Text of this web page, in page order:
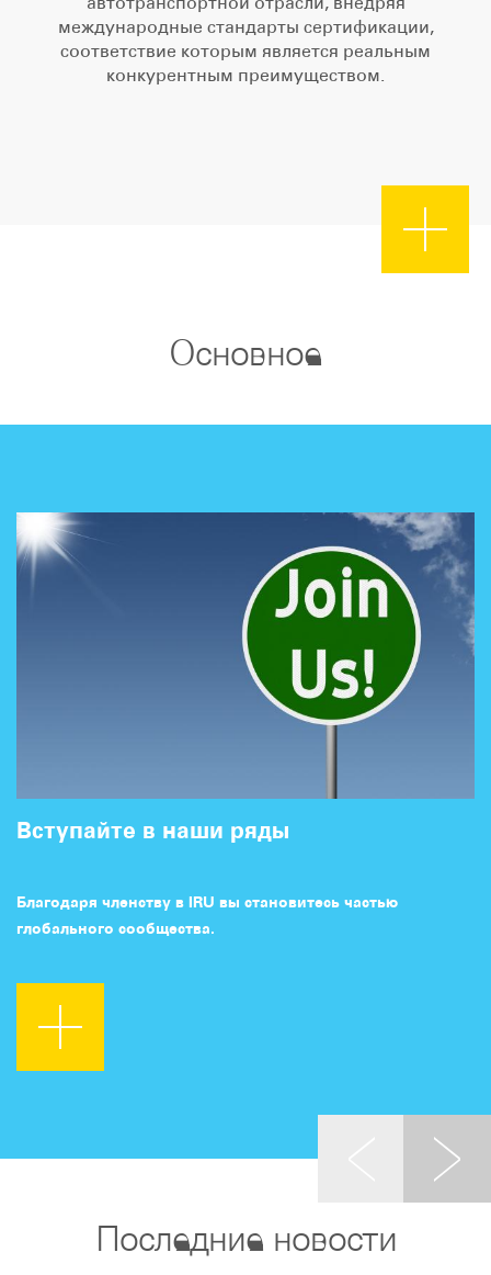
международные стандарты сертификации,
соответствие которым является реальным
конкурентным преимуществом.
Основное
Вступайте в наши ряды
Благодаря членству в IRU вы становитесь частью
глобального сообщества.
Последние новости